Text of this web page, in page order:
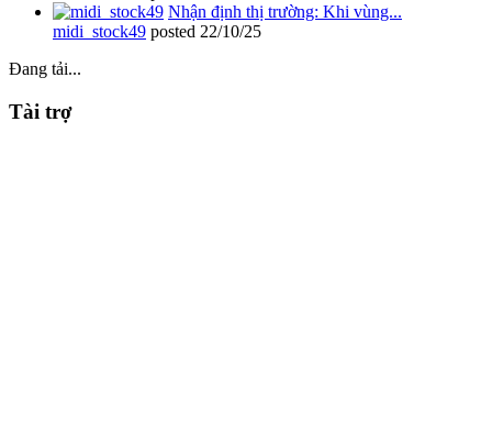
Nhận định thị trường: Khi vùng...
midi_stock49 posted 22/10/25
Đang tải...
Tài trợ